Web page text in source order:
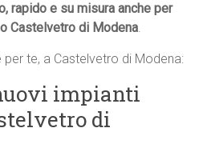
rapido e su misura anche per
Castelvetro di Modena.
te, a Castelvetro di Modena:
impianti
di